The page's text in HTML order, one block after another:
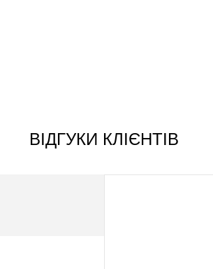
ВІДГУКИ КЛІЄНТІВ